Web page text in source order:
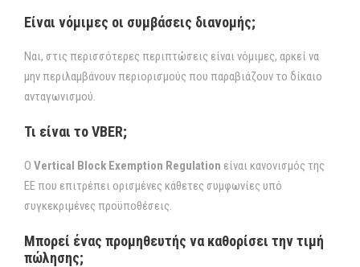
Είναι νόμιμες οι συμβάσεις διανομής;
Ναι, στις περισσότερες περιπτώσεις είναι νόμιμες, αρκεί να
μην περιλαμβάνουν περιορισμούς που παραβιάζουν το δίκαιο
ανταγωνισμού.
Τι είναι το VBER;
Ο Vertical Block Exemption Regulation είναι κανονισμός της
ΕΕ που επιτρέπει ορισμένες κάθετες συμφωνίες υπό
συγκεκριμένες προϋποθέσεις.
Μπορεί ένας προμηθευτής να καθορίσει την τιμή
πώλησης;